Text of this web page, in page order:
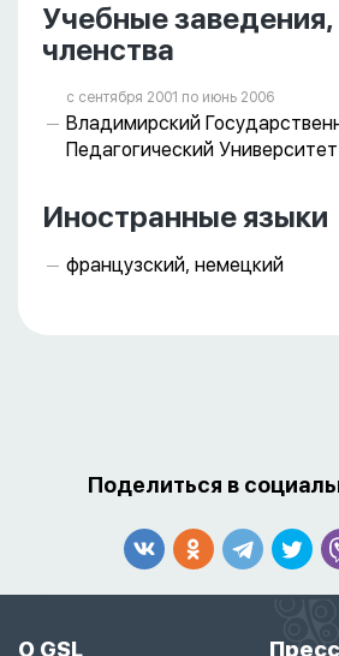
Учебные заведения,
членства
с сентября 2001 пo июнь 2006
Владимирский
Педагогический Университет
Иностранные языки
французский, немецкий
Поделиться в
О GSL